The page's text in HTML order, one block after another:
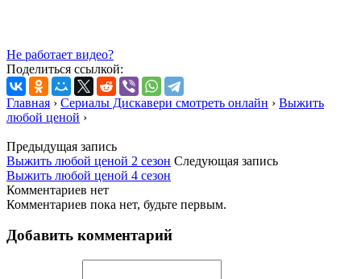
Не работает видео?
Поделиться ссылкой:
Главная › Сериалы Дискавери смотреть онлайн › Выжить
любой ценой ›
Предыдущая запись
Выжить любой ценой 2 сезон Следующая запись
Выжить любой ценой 4 сезон
Комментариев нет
Комментариев пока нет, будьте первым.
Добавить комментарий